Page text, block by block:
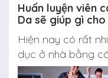
Huấn luyện viên
Da sẽ giúp gì cho
Hiện nay có rất
dục ở nhà bằng